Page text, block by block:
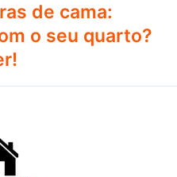
de cama:
o seu quarto?